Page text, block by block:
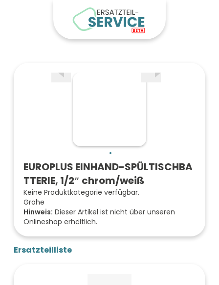
EUROPLUS EINHAND-SPÜLTISCHBA
TTERIE, 1/2″ chrom/weiß
Keine Produktkategorie verfügbar.
Grohe
Hinweis: Dieser Artikel ist nicht über unseren
Onlineshop erhältlich.
Ersatzteilliste